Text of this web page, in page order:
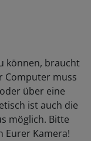
können, braucht
Computer muss
über eine
ist auch die
möglich. Bitte
Eurer Kamera!